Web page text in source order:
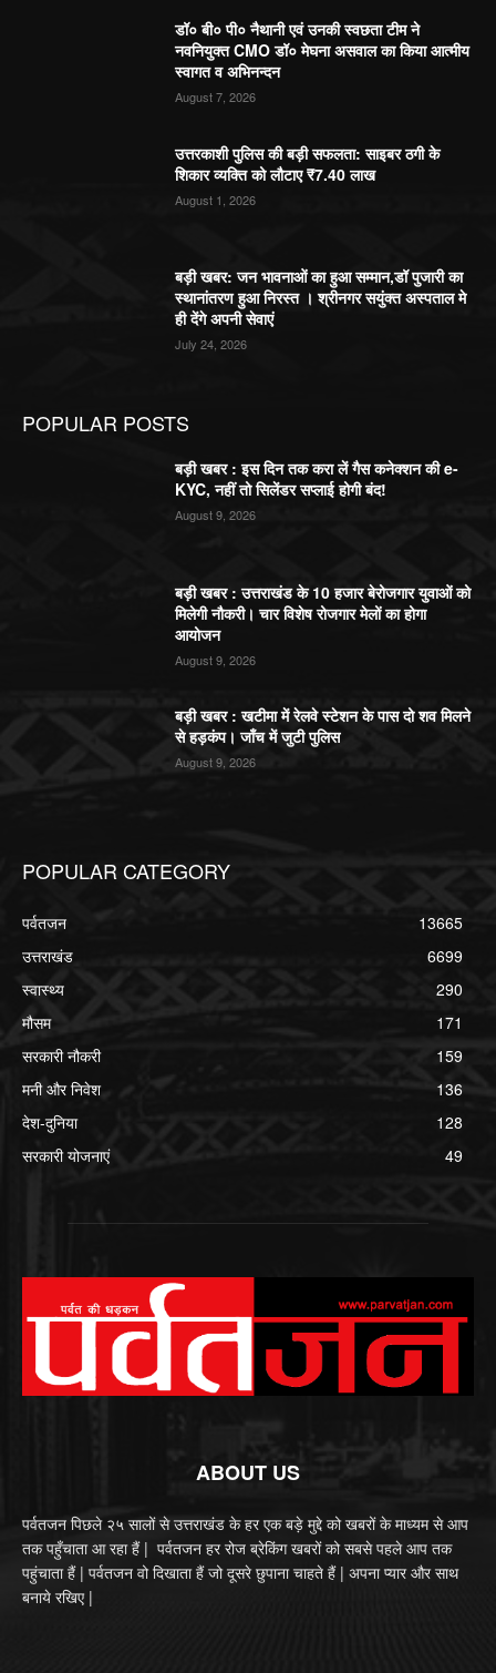
डॉ० बी० पी० नैथानी एवं उनकी स्वछता टीम ने
नवनियुक्त CMO डॉ० मेघना असवाल का किया आत्मीय
स्वागत व अभिनन्दन
August 7, 2026
उत्तरकाशी पुलिस की बड़ी सफलता: साइबर ठगी के
शिकार व्यक्ति को लौटाए ₹7.40 लाख
August 1, 2026
बड़ी खबर: जन भावनाओं का हुआ सम्मान,डॉ पुजारी का
स्थानांतरण हुआ निरस्त । श्रीनगर सयुंक्त अस्पताल मे
ही देंगे अपनी सेवाएं
July 24, 2026
POPULAR POSTS
बड़ी खबर : इस दिन तक करा लें गैस कनेक्शन की e-
KYC, नहीं तो सिलेंडर सप्लाई होगी बंद!
August 9, 2026
बड़ी खबर : उत्तराखंड के 10 हजार बेरोजगार युवाओं को
मिलेगी नौकरी। चार विशेष रोजगार मेलों का होगा
आयोजन
August 9, 2026
बड़ी खबर : खटीमा में रेलवे स्टेशन के पास दो शव मिलने
से हड़कंप। जाँच में जुटी पुलिस
August 9, 2026
POPULAR CATEGORY
पर्वतजन
13665
उत्तराखंड
6699
स्वास्थ्य
290
मौसम
171
सरकारी नौकरी
159
मनी और निवेश
136
देश-दुनिया
128
सरकारी योजनाएं
49
ABOUT US
पर्वतजन पिछले २५ सालों से उत्तराखंड के हर एक बड़े मुद्दे को खबरों के माध्यम से आप
तक पहुँचाता आ रहा हैं | पर्वतजन हर रोज ब्रेकिंग खबरों को सबसे पहले आप तक
पहुंचाता हैं | पर्वतजन वो दिखाता हैं जो दूसरे छुपाना चाहते हैं | अपना प्यार और साथ
बनाये रखिए |